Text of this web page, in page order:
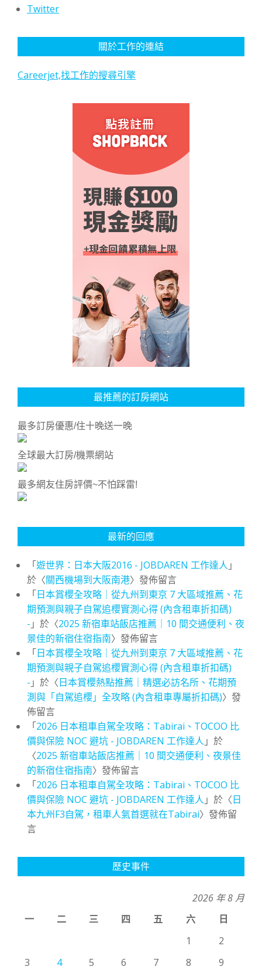
Twitter
關於工作的連結
Careerjet,找工作的搜尋引擎
最推薦的訂房網站
最多訂房優惠/住十晚送一晚
全球最大訂房/機票網站
最多網友住房評價~不怕踩雷!
最新的回應
「遊世界：日本大阪2016 - JOBDAREN 工作達人 」
於〈關西機場到大阪南港〉發佈留言
「日本賞櫻全攻略｜從九州到東京 7 大區域推薦、花
期預測與親子自駕追櫻實測心得 (內含租車折扣碼)
- 」於〈2025 新宿車站飯店推薦｜10 間交通便利、夜
景佳的新宿住宿指南〉發佈留言
「日本賞櫻全攻略｜從九州到東京 7 大區域推薦、花
期預測與親子自駕追櫻實測心得 (內含租車折扣碼)
- 」於〈日本賞櫻熱點推薦｜精選必訪名所、花期預
測與「自駕追櫻」全攻略 (內含租車專屬折扣碼)〉發
佈留言
「2026 日本租車自駕全攻略：Tabirai、TOCOO 比
價與保險 NOC 避坑 - JOBDAREN 工作達人 」於
〈2025 新宿車站飯店推薦｜10 間交通便利、夜景佳
的新宿住宿指南〉發佈留言
「2026 日本租車自駕全攻略：Tabirai、TOCOO 比
價與保險 NOC 避坑 - JOBDAREN 工作達人 」於〈日
本九州F3自駕，租車人氣首選就在Tabirai〉發佈留
言
歷史事件
2026 年 8 月
一
二 三 四 五 六
日
1
2
3
4 5 6 7 8
9